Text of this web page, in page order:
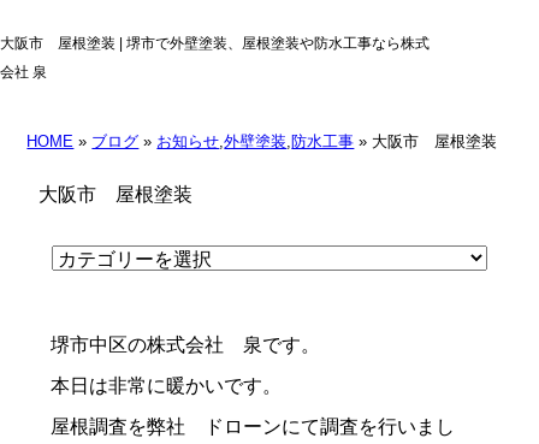
大阪市 屋根塗装 | 堺市で外壁塗装、屋根塗装や防水工事なら株式
会社 泉
HOME » ブログ » お知らせ,外壁塗装,防水工事 » 大阪市 屋根塗装
大阪市 屋根塗装
堺市中区の株式会社 泉です。
本日は非常に暖かいです。
屋根調査を弊社 ドローンにて調査を行いまし